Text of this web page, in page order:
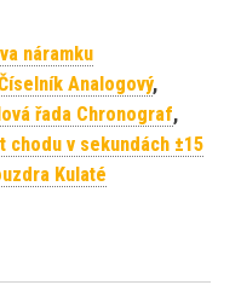
náramku
Analogový,
řada Chronograf,
chodu v sekundách ±15
Kulaté